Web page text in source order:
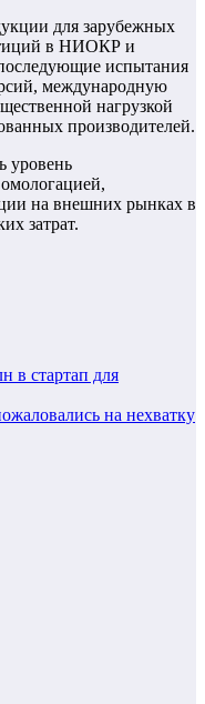
для зарубежных
в НИОКР и
испытания
международную
нагрузкой
производителей.
уровень
на внешних рынках в
затрат.
в стартап для
на нехватку